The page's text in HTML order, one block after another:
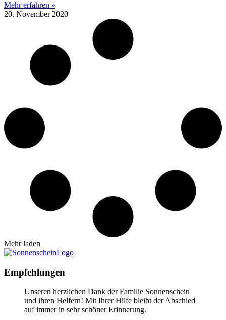
Mehr erfahren »
20. November 2020
Mehr laden
Empfehlungen
Unseren herzlichen Dank der Familie Sonnenschein
und ihren Helfern! Mit Ihrer Hilfe bleibt der Abschied
auf immer in sehr schöner Erinnerung.